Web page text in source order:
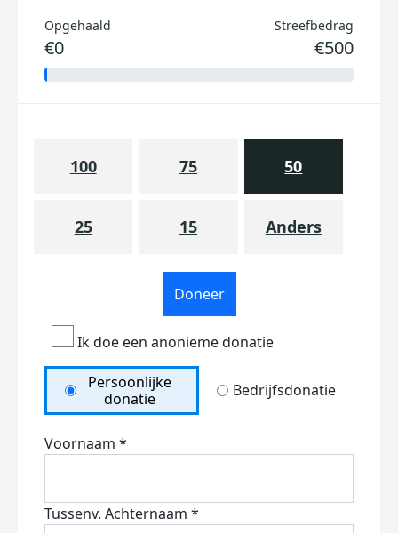
Opgehaald
€0
Streefbedrag
€500
100 75 50
25 15 Anders
Doneer
Ik doe een anonieme donatie
Persoonlijke
donatie
Bedrijfsdonatie
Voornaam *
Tussenv. Achternaam *